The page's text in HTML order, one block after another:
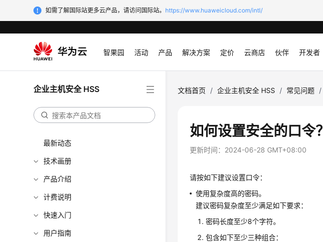
如需了解国际站更多云产品，请访问国际站。 https://www.huaweicloud.com/intl/
智果园 活动 产品 解决方案 定价 云商店 伙伴 开发者
企业主机安全 HSS
最新动态
技术画册
产品介绍
计费说明
快速入门
用户指南
文档首页 / 企业主机安全 HSS / 常见问题 /
如何设置安全的口令？
更新时间： 2024-06-28 GMT+08:00
请按如下建议设置口令：
使用复杂度高的密码。
建议密码复杂度至少满足如下要求：
密码长度至少8个字符。
包含如下至少三种组合：